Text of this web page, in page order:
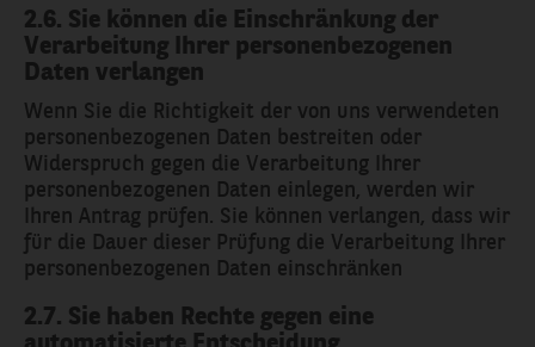
2.6. Sie können die Einschränkung der
Verarbeitung Ihrer personenbezogenen
Daten verlangen
Wenn Sie die Richtigkeit der von uns verwendeten
personenbezogenen Daten bestreiten oder
Widerspruch gegen die Verarbeitung Ihrer
personenbezogenen Daten einlegen, werden wir
Ihren Antrag prüfen. Sie können verlangen, dass wir
für die Dauer dieser Prüfung die Verarbeitung Ihrer
personenbezogenen Daten einschränken
2.7. Sie haben Rechte gegen eine